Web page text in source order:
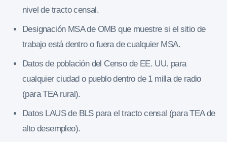
nivel de tracto censal.
Designación MSA de OMB que muestre si el sitio de
trabajo está dentro o fuera de cualquier MSA.
Datos de población del Censo de EE. UU. para
cualquier ciudad o pueblo dentro de 1 milla de radio
(para TEA rural).
Datos LAUS de BLS para el tracto censal (para TEA de
alto desempleo).